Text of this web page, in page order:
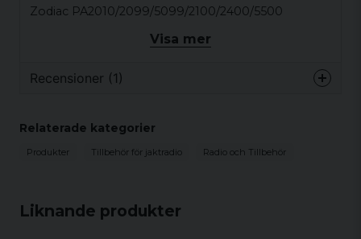
Liknande produkter
Zodiac PA2010/2099/5099/2100/2400/5500
Hunter MK2/10/21/31/0510
Genzo 3124/2099/8099
Visa mer
Recensioner (1)
Nisse
Relaterade kategorier
Produkter Tillbehör för jaktradio Radio och Tillbehör